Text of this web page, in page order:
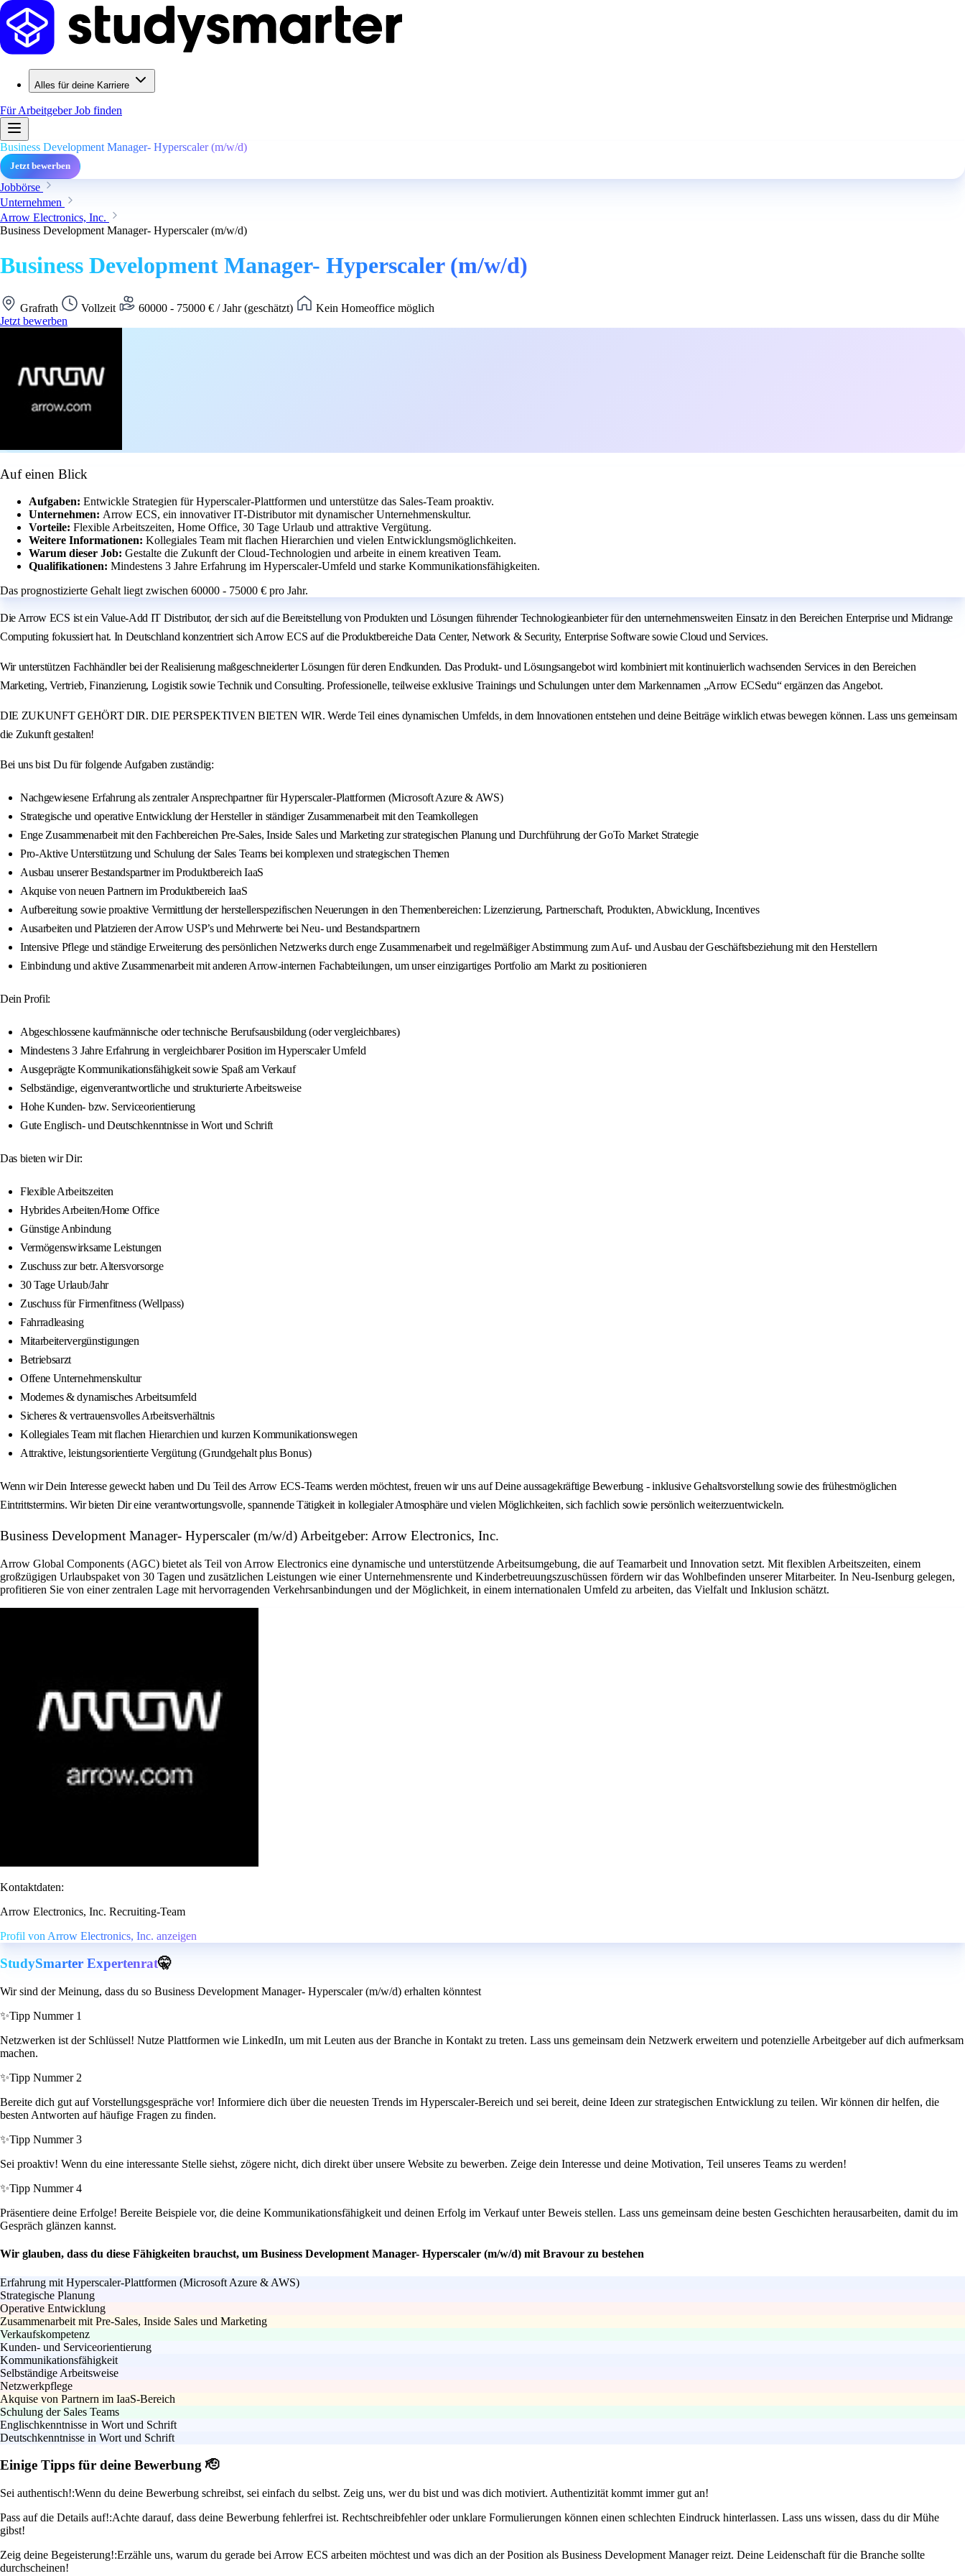
Alles für deine Karriere
Für ArbeitgeberJob finden
Business Development Manager- Hyperscaler (m/w/d)
Jetzt bewerben
Jobbörse
Unternehmen
Arrow Electronics, Inc.
Business Development Manager- Hyperscaler (m/w/d)
Business Development Manager- Hyperscaler (m/w/d)
Grafrath Vollzeit 60000 - 75000 € / Jahr (geschätzt)
Kein Homeoffice möglich
Jetzt bewerben
Auf einen Blick
Aufgaben: Entwickle Strategien für Hyperscaler-Plattformen und unterstütze das Sales-Team proaktiv.
Unternehmen: Arrow ECS, ein innovativer IT-Distributor mit dynamischer Unternehmenskultur.
Vorteile: Flexible Arbeitszeiten, Home Office, 30 Tage Urlaub und attraktive Vergütung.
Weitere Informationen: Kollegiales Team mit flachen Hierarchien und vielen Entwicklungsmöglichkeiten.
Warum dieser Job: Gestalte die Zukunft der Cloud-Technologien und arbeite in einem kreativen Team.
Qualifikationen: Mindestens 3 Jahre Erfahrung im Hyperscaler-Umfeld und starke Kommunikationsfähigkeiten.
Das prognostizierte Gehalt liegt zwischen 60000 - 75000 € pro Jahr.
Die Arrow ECS ist ein Value-Add IT Distributor, der sich auf die Bereitstellung von Produkten und Lösungen führender Technologieanbieter für den unternehmensweiten Einsatz in den Bereichen Enterprise und Midrange
Computing fokussiert hat. In Deutschland konzentriert sich Arrow ECS auf die Produktbereiche Data Center, Network & Security, Enterprise Software sowie Cloud und Services.
Wir unterstützen Fachhändler bei der Realisierung maßgeschneiderter Lösungen für deren Endkunden. Das Produkt- und Lösungsangebot wird kombiniert mit kontinuierlich wachsenden Services in den Bereichen
Marketing, Vertrieb, Finanzierung, Logistik sowie Technik und Consulting. Professionelle, teilweise exklusive Trainings und Schulungen unter dem Markennamen „Arrow ECSedu“ ergänzen das Angebot.
DIE ZUKUNFT GEHÖRT DIR. DIE PERSPEKTIVEN BIETEN WIR. Werde Teil eines dynamischen Umfelds, in dem Innovationen entstehen und deine Beiträge wirklich etwas bewegen können. Lass uns gemeinsam
die Zukunft gestalten!
Bei uns bist Du für folgende Aufgaben zuständig:
Nachgewiesene Erfahrung als zentraler Ansprechpartner für Hyperscaler-Plattformen (Microsoft Azure & AWS)
Strategische und operative Entwicklung der Hersteller in ständiger Zusammenarbeit mit den Teamkollegen
Enge Zusammenarbeit mit den Fachbereichen Pre-Sales, Inside Sales und Marketing zur strategischen Planung und Durchführung der GoTo Market Strategie
Pro-Aktive Unterstützung und Schulung der Sales Teams bei komplexen und strategischen Themen
Ausbau unserer Bestandspartner im Produktbereich IaaS
Akquise von neuen Partnern im Produktbereich IaaS
Aufbereitung sowie proaktive Vermittlung der herstellerspezifischen Neuerungen in den Themenbereichen: Lizenzierung, Partnerschaft, Produkten, Abwicklung, Incentives
Ausarbeiten und Platzieren der Arrow USP’s und Mehrwerte bei Neu- und Bestandspartnern
Intensive Pflege und ständige Erweiterung des persönlichen Netzwerks durch enge Zusammenarbeit und regelmäßiger Abstimmung zum Auf- und Ausbau der Geschäftsbeziehung mit den Herstellern
Einbindung und aktive Zusammenarbeit mit anderen Arrow-internen Fachabteilungen, um unser einzigartiges Portfolio am Markt zu positionieren
Dein Profil:
Abgeschlossene kaufmännische oder technische Berufsausbildung (oder vergleichbares)
Mindestens 3 Jahre Erfahrung in vergleichbarer Position im Hyperscaler Umfeld
Ausgeprägte Kommunikationsfähigkeit sowie Spaß am Verkauf
Selbständige, eigenverantwortliche und strukturierte Arbeitsweise
Hohe Kunden- bzw. Serviceorientierung
Gute Englisch- und Deutschkenntnisse in Wort und Schrift
Das bieten wir Dir:
Flexible Arbeitszeiten
Hybrides Arbeiten/Home Office
Günstige Anbindung
Vermögenswirksame Leistungen
Zuschuss zur betr. Altersvorsorge
30 Tage Urlaub/Jahr
Zuschuss für Firmenfitness (Wellpass)
Fahrradleasing
Mitarbeitervergünstigungen
Betriebsarzt
Offene Unternehmenskultur
Modernes & dynamisches Arbeitsumfeld
Sicheres & vertrauensvolles Arbeitsverhältnis
Kollegiales Team mit flachen Hierarchien und kurzen Kommunikationswegen
Attraktive, leistungsorientierte Vergütung (Grundgehalt plus Bonus)
Wenn wir Dein Interesse geweckt haben und Du Teil des Arrow ECS-Teams werden möchtest, freuen wir uns auf Deine aussagekräftige Bewerbung - inklusive Gehaltsvorstellung sowie des frühestmöglichen
Eintrittstermins. Wir bieten Dir eine verantwortungsvolle, spannende Tätigkeit in kollegialer Atmosphäre und vielen Möglichkeiten, sich fachlich sowie persönlich weiterzuentwickeln.
Business Development Manager- Hyperscaler (m/w/d) Arbeitgeber: Arrow Electronics, Inc.
Arrow Global Components (AGC) bietet als Teil von Arrow Electronics eine dynamische und unterstützende Arbeitsumgebung, die auf Teamarbeit und Innovation setzt. Mit flexiblen Arbeitszeiten, einem
großzügigen Urlaubspaket von 30 Tagen und zusätzlichen Leistungen wie einer Unternehmensrente und Kinderbetreuungszuschüssen fördern wir das Wohlbefinden unserer Mitarbeiter. In Neu-Isenburg gelegen,
profitieren Sie von einer zentralen Lage mit hervorragenden Verkehrsanbindungen und der Möglichkeit, in einem internationalen Umfeld zu arbeiten, das Vielfalt und Inklusion schätzt.
Kontaktdaten:
Arrow Electronics, Inc. Recruiting-Team
Profil von Arrow Electronics, Inc. anzeigen
StudySmarter Expertenrat🤫
Wir sind der Meinung, dass du so Business Development Manager- Hyperscaler (m/w/d) erhalten könntest
✨Tipp Nummer 1
Netzwerken ist der Schlüssel! Nutze Plattformen wie LinkedIn, um mit Leuten aus der Branche in Kontakt zu treten. Lass uns gemeinsam dein Netzwerk erweitern und potenzielle Arbeitgeber auf dich aufmerksam
machen.
✨Tipp Nummer 2
Bereite dich gut auf Vorstellungsgespräche vor! Informiere dich über die neuesten Trends im Hyperscaler-Bereich und sei bereit, deine Ideen zur strategischen Entwicklung zu teilen. Wir können dir helfen, die
besten Antworten auf häufige Fragen zu finden.
✨Tipp Nummer 3
Sei proaktiv! Wenn du eine interessante Stelle siehst, zögere nicht, dich direkt über unsere Website zu bewerben. Zeige dein Interesse und deine Motivation, Teil unseres Teams zu werden!
✨Tipp Nummer 4
Präsentiere deine Erfolge! Bereite Beispiele vor, die deine Kommunikationsfähigkeit und deinen Erfolg im Verkauf unter Beweis stellen. Lass uns gemeinsam deine besten Geschichten herausarbeiten, damit du im
Gespräch glänzen kannst.
Wir glauben, dass du diese Fähigkeiten brauchst, um Business Development Manager- Hyperscaler (m/w/d) mit Bravour zu bestehen
Erfahrung mit Hyperscaler-Plattformen (Microsoft Azure & AWS)
Strategische Planung
Operative Entwicklung
Zusammenarbeit mit Pre-Sales, Inside Sales und Marketing
Verkaufskompetenz
Kunden- und Serviceorientierung
Kommunikationsfähigkeit
Selbständige Arbeitsweise
Netzwerkpflege
Akquise von Partnern im IaaS-Bereich
Schulung der Sales Teams
Englischkenntnisse in Wort und Schrift
Deutschkenntnisse in Wort und Schrift
Einige Tipps für deine Bewerbung 🫡
Sei authentisch!:Wenn du deine Bewerbung schreibst, sei einfach du selbst. Zeig uns, wer du bist und was dich motiviert. Authentizität kommt immer gut an!
Pass auf die Details auf!:Achte darauf, dass deine Bewerbung fehlerfrei ist. Rechtschreibfehler oder unklare Formulierungen können einen schlechten Eindruck hinterlassen. Lass uns wissen, dass du dir Mühe
gibst!
Zeig deine Begeisterung!:Erzähle uns, warum du gerade bei Arrow ECS arbeiten möchtest und was dich an der Position als Business Development Manager reizt. Deine Leidenschaft für die Branche sollte
durchscheinen!